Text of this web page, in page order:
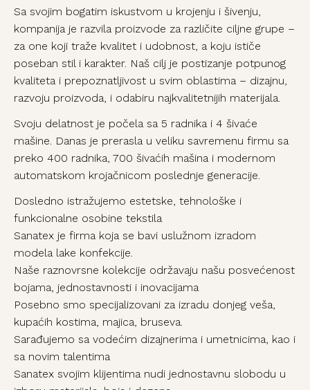
Sa svojim bogatim iskustvom u krojenju i šivenju,
kompanija je razvila proizvode za različite ciljne grupe –
za one koji traže kvalitet i udobnost, a koju ističe
poseban stil i karakter. Naš cilj je postizanje potpunog
kvaliteta i prepoznatljivost u svim oblastima – dizajnu,
razvoju proizvoda, i odabiru najkvalitetnijih materijala.
Svoju delatnost je počela sa 5 radnika i 4 šivaće
mašine. Danas je prerasla u veliku savremenu firmu sa
preko 400 radnika, 700 šivaćih mašina i modernom
automatskom krojačnicom poslednje generacije.
Dosledno istražujemo estetske, tehnološke i
funkcionalne osobine tekstila
Sanatex je firma koja se bavi uslužnom izradom
modela lake konfekcije.
Naše raznovrsne kolekcije održavaju našu posvećenost
bojama, jednostavnosti i inovacijama
Posebno smo specijalizovani za izradu donjeg veša,
kupaćih kostima, majica, bruseva.
Sarađujemo sa vodećim dizajnerima i umetnicima, kao i
sa novim talentima
Sanatex svojim klijentima nudi jednostavnu slobodu u